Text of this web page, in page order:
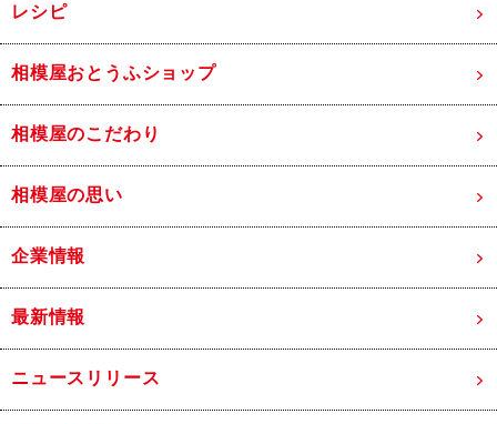
レシピ
相模屋おとうふショップ
相模屋のこだわり
相模屋の思い
企業情報
最新情報
ニュースリリース